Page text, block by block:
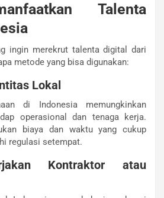
Talenta
ingin merekrut talenta digital dari
metode yang bisa digunakan:
Lokal
di Indonesia memungkinkan
operasional dan tenaga kerja.
biaya dan waktu yang cukup
regulasi setempat.
Kontraktor atau